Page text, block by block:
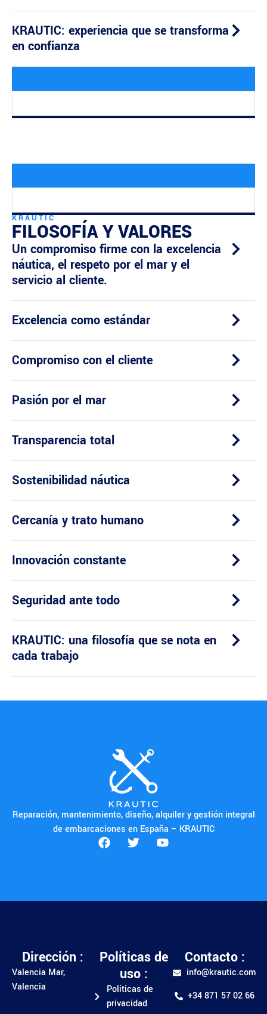
KRAUTIC: experiencia que se transforma
en confianza
KRAUTIC
FILOSOFÍA Y VALORES
Un compromiso firme con la excelencia
náutica, el respeto por el mar y el
servicio al cliente.
Excelencia como estándar
Compromiso con el cliente
Pasión por el mar
Transparencia total
Sostenibilidad náutica
Cercanía y trato humano
Innovación constante
Seguridad ante todo
KRAUTIC: una filosofía que se nota en
cada trabajo
Reparación, mantenimiento, diseño, alquiler y gestión integral
de embarcaciones en España – KRAUTIC
Dirección :
Valencia Mar,
Valencia
Políticas de
uso :
Políticas de
privacidad
Contacto :
info@krautic.com
+34 871 57 02 66